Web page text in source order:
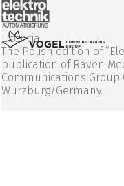
Licencja:
The Polish edition of
publication of Raven
Communications Group
Wurzburg/Germany.